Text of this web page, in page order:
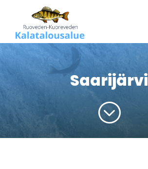
Saarijärvi
;